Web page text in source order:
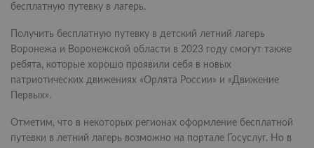
бесплатную путевку в лагерь.
Получить бесплатную путевку в детский летний лагерь
Воронежа и Воронежской области в 2023 году смогут также
ребята, которые хорошо проявили себя в новых
патриотических движениях «Орлята России» и «Движение
Первых».
Отметим, что в некоторых регионах оформление бесплатной
путевки в летний лагерь возможно на портале Госуслуг. Но в